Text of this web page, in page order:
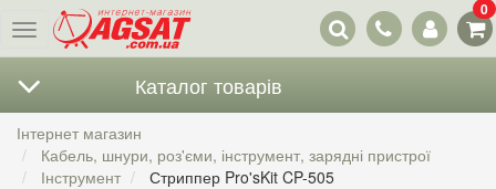
Меню
Наші
контакти
0
Каталог товарів
Інтернет магазин
Кабель, шнури, роз'єми, інструмент, зарядні пристрої
Інструмент
Стриппер Pro'sKit CP-505